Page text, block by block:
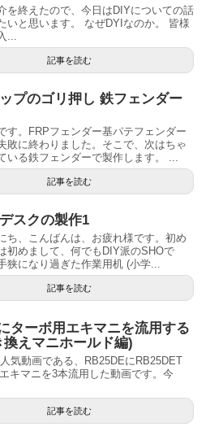
を終えたので、今日はDIYについての話
いと思います。 なぜDYIなのか。 皆様
...
記事を読む
プのゴリ押し 鉄フェンダー
す。FRPフェンダー基パテフェンダー
敗に終わりました。そこで、次はちゃ
いる鉄フェンダーで製作します。 ...
記事を読む
スクの製作1
ち、こんばんは、お疲れ様です。初め
初めまして、何でもDIY派のSHOで
狭になり過ぎた作業用机 (小学...
記事を読む
ターボ用エキマニを流用する
えマニホールド編)
動画である、RB25DEにRB25DET
キマニを3本流用した動画です。今
記事を読む